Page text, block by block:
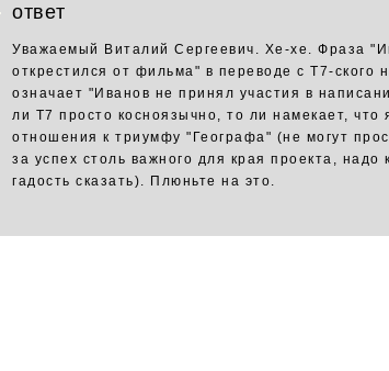
ответ
Уважаемый Виталий Сергеевич. Хе-хе. Фраза
открестился от фильма" в переводе с Т7-ского
означает "Иванов не принял участия в
ли Т7 просто косноязычно, то ли намекает, что
отношения к триумфу "Географа" (не могут
за успех столь важного для края проекта, надо
гадость сказать). Плюньте на это.